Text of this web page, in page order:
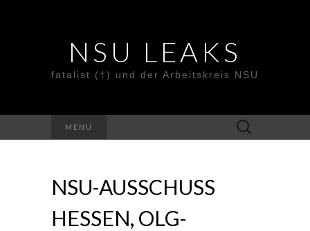
NSU LEAKS
fatalist (†) und der Arbeitskreis NSU
MENU
Suche
nach:
NSU-AUSSCHUSS
HESSEN, OLG-